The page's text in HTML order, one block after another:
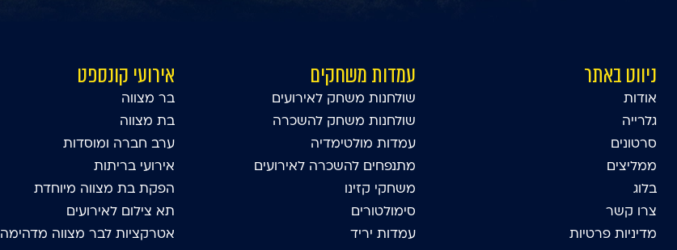
ניווט באתר
אודות
גלרייה
סרטונים
ממליצים
בלוג
צרו קשר
מדיניות פרטיות
עמדות משחקים
שולחנות משחק לאירועים
שולחנות משחק להשכרה
עמדות מולטימדיה
מתנפחים להשכרה לאירועים
משחקי קזינו
סימולטורים
עמדות יריד
אירועי קונספט
בר מצווה
בת מצווה
ערב חברה ומוסדות
אירועי בריתות
הפקת בת מצווה מיוחדת
תא צילום לאירועים
אטרקציות לבר מצווה מדהימה